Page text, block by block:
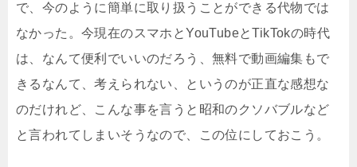
で、今のように簡単に取り扱うことができる代物では
なかった。今現在のスマホとYouTubeとTikTokの時代
は、なんて便利でいいのだろう、無料で動画編集もで
きるなんて、考えられない、というのが正直な感想な
のだけれど、こんな事を言うと昭和のクソバブルなど
と言われてしまいそうなので、この位にしておこう。